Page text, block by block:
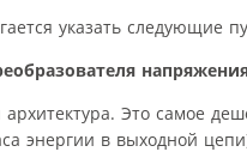
указать следующие
Это самое
энергии в выходной